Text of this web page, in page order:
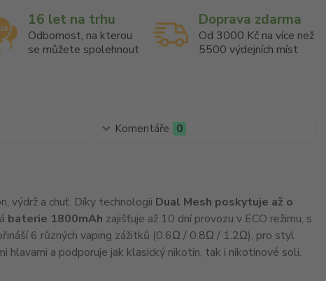
16 let na trhu
Odbornost, na kterou
se můžete spolehnout
Doprava zdarma
Od 3000 Kč na více než
5500 výdejních míst
Komentáře 0
výdrž a chuť. Díky technologii Dual Mesh poskytuje až o
baterie 1800mAh zajišťuje až 10 dní provozu v ECO režimu, s
6 různých vaping zážitků (0.6Ω / 0.8Ω / 1.2Ω), pro styl
hlavami a podporuje jak klasický nikotin, tak i nikotinové soli.